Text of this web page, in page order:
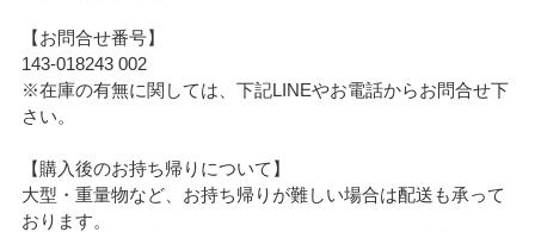
【お問合せ番号】
143-018243 002
※在庫の有無に関しては、下記LINEやお電話からお問合せ下
さい。
【購入後のお持ち帰りについて】
大型・重量物など、お持ち帰りが難しい場合は配送も承って
おります。